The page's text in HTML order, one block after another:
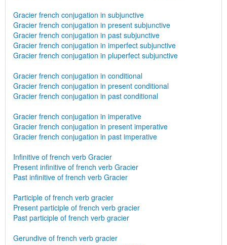
Gracier french conjugation in subjunctive
Gracier french conjugation in present subjunctive
Gracier french conjugation in past subjunctive
Gracier french conjugation in imperfect subjunctive
Gracier french conjugation in pluperfect subjunctive
Gracier french conjugation in conditional
Gracier french conjugation in present conditional
Gracier french conjugation in past conditional
Gracier french conjugation in imperative
Gracier french conjugation in present imperative
Gracier french conjugation in past imperative
Infinitive of french verb Gracier
Present infinitive of french verb Gracier
Past infinitive of french verb Gracier
Participle of french verb gracier
Present participle of french verb gracier
Past participle of french verb gracier
Gerundive of french verb gracier